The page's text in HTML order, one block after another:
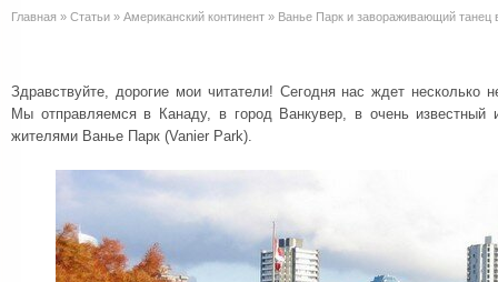
Главная » Статьи » Американский континент » Ванье Парк и завораживающий танец
Здравствуйте, дорогие мои читатели! Сегодня нас ждет несколько
Мы отправляемся в Канаду, в город Ванкувер, в очень
жителями Ванье Парк (Vanier Park).